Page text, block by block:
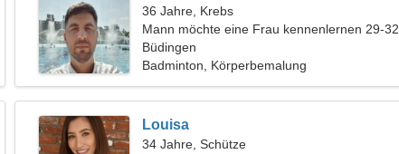
36 Jahre, Krebs
Mann möchte eine Frau kennenlernen 29-32
Büdingen
Badminton, Körperbemalung
Louisa
34 Jahre, Schütze